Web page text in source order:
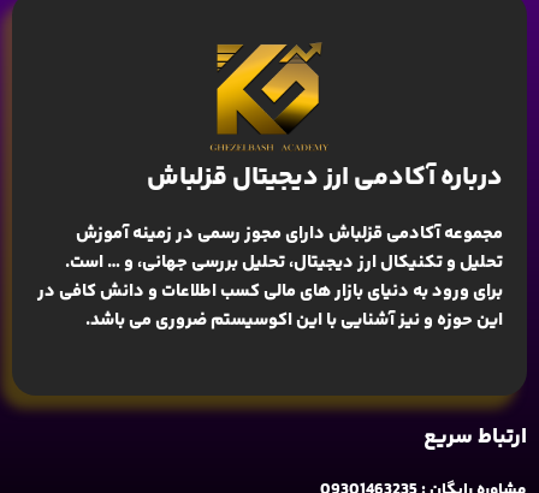
درباره آکادمی ارز دیجیتال قزلباش
مجموعه آکادمی قزلباش دارای مجوز رسمی در زمینهآموزش
تحلیل و تکنیکال ارز دیجیتال، تحلیل بررسی جهانی، و … است.
برای ورود به دنیای بازار های مالی کسب اطلاعات و دانش کافی در
این حوزه و نیز آشنایی با این اکوسیستم ضروری می باشد.
ارتباط سریع